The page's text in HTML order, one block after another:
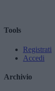
Tools
Registrati
Accedi
Archivio